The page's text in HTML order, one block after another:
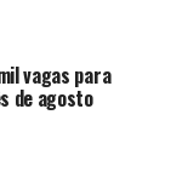
vagas para
de agosto